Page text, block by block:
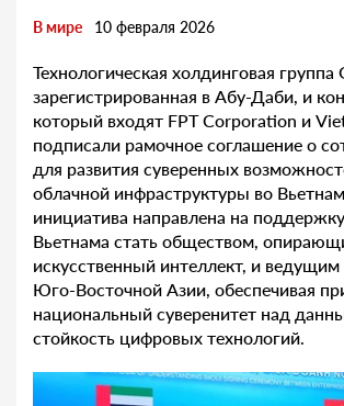
В мире 10 февраля 2026
Технологическая холдинговая группа
зарегистрированная в Абу-Даби, и
который входят FPT Corporation и
подписали рамочное соглашение о
для развития суверенных
облачной инфраструктуры во
инициатива направлена на
Вьетнама стать обществом,
искусственный интеллект, и
Юго-Восточной Азии, обеспечивая
национальный суверенитет над
стойкость цифровых технологий.